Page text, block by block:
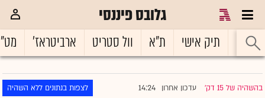
גלובס פיננסי
ראשי תיק אישי ת"א וול סטריט ארביטראז'
בהשהיה של 15 דק' |עדכון אחרון 14:24 לצפות בנתונים ללא השהיה